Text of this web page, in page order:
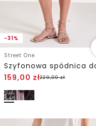
-31%
Street One
159,00 zł229,00zł